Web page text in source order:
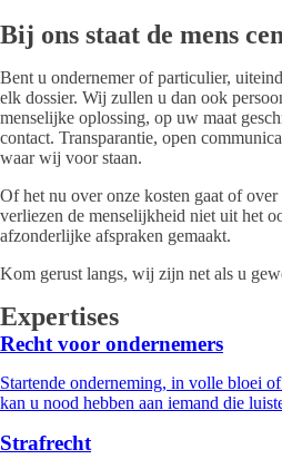
Bij ons staat de mens
Bent u ondernemer of particulier,
elk dossier. Wij zullen u dan ook
menselijke oplossing, op uw maat
contact. Transparantie, open
waar wij voor staan.
Of het nu over onze kosten gaat of
verliezen de menselijkheid niet uit het
afzonderlijke afspraken gemaakt.
Kom gerust langs, wij zijn net als u
Expertises
Recht voor ondernemers
Startende onderneming, in volle bloei
kan u nood hebben aan iemand die
Strafrecht